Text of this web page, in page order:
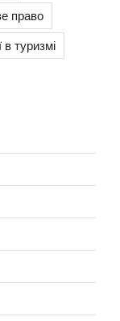
право
в туризмі